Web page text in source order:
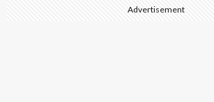
Advertisement